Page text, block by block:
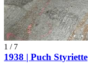
1 / 7
1938 | Puch Styriette